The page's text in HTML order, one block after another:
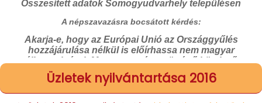
Üzletek nyilvántartása 2016